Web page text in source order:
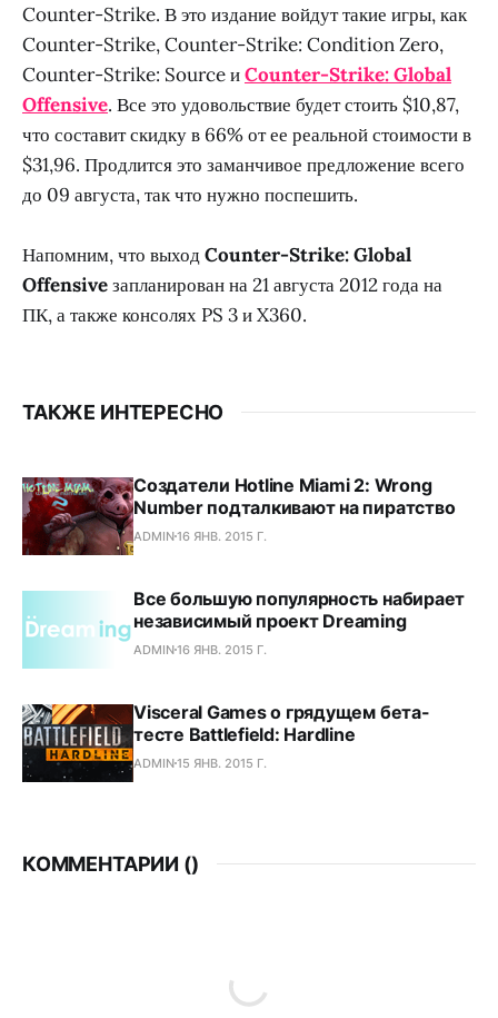
Counter-Strike. В это издание войдут такие игры, как
Counter-Strike, Counter-Strike: Condition Zero,
Counter-Strike: Source иCounter-Strike: Global
Offensive. Все это удовольствие будет стоить $10,87,
что составит скидку в 66% от ее реальной стоимости в
$31,96. Продлится это заманчивое предложение всего
до 09 августа, так что нужно поспешить.
Напомним, что выходCounter-Strike: Global
Offensiveзапланирован на 21 августа 2012 года на
ПК, а также консолях PS 3 и X360.
ТАКЖЕ ИНТЕРЕСНО
Создатели Hotline Miami 2: Wrong
Number подталкивают на пиратство
ADMIN16 ЯНВ. 2015 Г.
Все большую популярность набирает
независимый проект Dreaming
ADMIN16 ЯНВ. 2015 Г.
Visceral Games о грядущем бета-
тесте Battlefield: Hardline
ADMIN15 ЯНВ. 2015 Г.
КОММЕНТАРИИ ()